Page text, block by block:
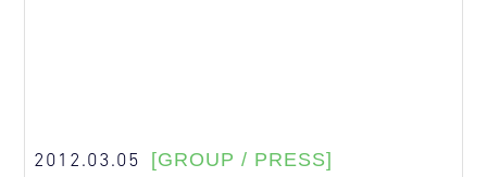
2012.03.05 [GROUP / PRESS]